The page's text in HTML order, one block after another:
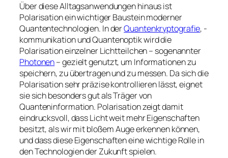
Über diese Alltagsanwendungen hinaus ist
Polarisation ein wichtiger Baustein moderner
Quantentechnologien. In derQuantenkryptografie, -
kommunikation und Quantenoptik wird die
Polarisation einzelner Lichtteilchen – sogenannter
Photonen– gezielt genutzt, um Informationen zu
speichern, zu übertragen und zu messen. Da sich die
Polarisation sehr präzise kontrollieren lässt, eignet
sie sich besonders gut als Träger von
Quanteninformation. Polarisation zeigt damit
eindrucksvoll, dass Licht weit mehr Eigenschaften
besitzt, als wir mit bloßem Auge erkennen können,
und dass diese Eigenschaften eine wichtige Rolle in
den Technologien der Zukunft spielen.